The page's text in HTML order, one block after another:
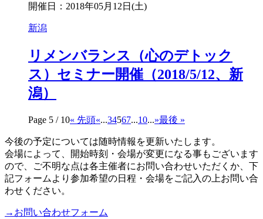
開催日：2018年05月12日(土)
新潟
リメンバランス（心のデトック
ス）セミナー開催（2018/5/12、新
潟）
Page 5 / 10« 先頭«...34567...10...»最後 »
今後の予定については随時情報を更新いたします。
会場によって、開始時刻・会場が変更になる事もございます
ので、ご不明な点は各主催者にお問い合わせいただくか、下
記フォームより参加希望の日程・会場をご記入の上お問い合
わせください。
→お問い合わせフォーム